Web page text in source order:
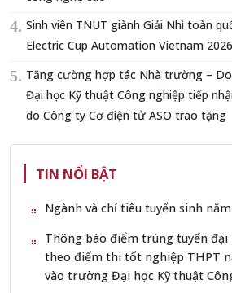
Sinh viên TNUT giành Giải Nhì toàn
Electric Cup Automation Vietnam 2026
Tăng cường hợp tác Nhà trường –
Đại học Kỹ thuật Công nghiệp tiếp
do Công ty Cơ điện tử ASO trao tặng
TIN NỔI BẬT
Ngành và chỉ tiêu tuyển sinh năm
Thông báo điểm trúng tuyển đại
theo điểm thi tốt nghiệp THPT
vào trường Đại học Kỹ thuật